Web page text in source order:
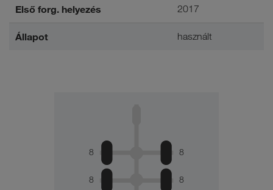
Első forg. helyezés 2017
Állapot használt
8 8
8 8